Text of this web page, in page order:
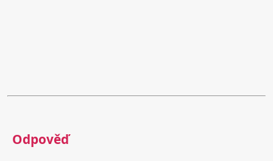
Odpověď